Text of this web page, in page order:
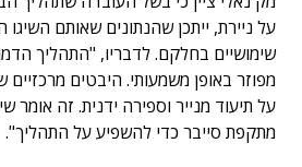
על ניירת, ייתכן שהנתונים שאותם השיגו
שימושיים בחלקם. לדבריו, "התהליך
מפוזר באופן משמעותי. היבטים
על תיעוד מנייר וספירה ידנית. זה
מתקפת סייבר כדי להשפיע על התהליך".